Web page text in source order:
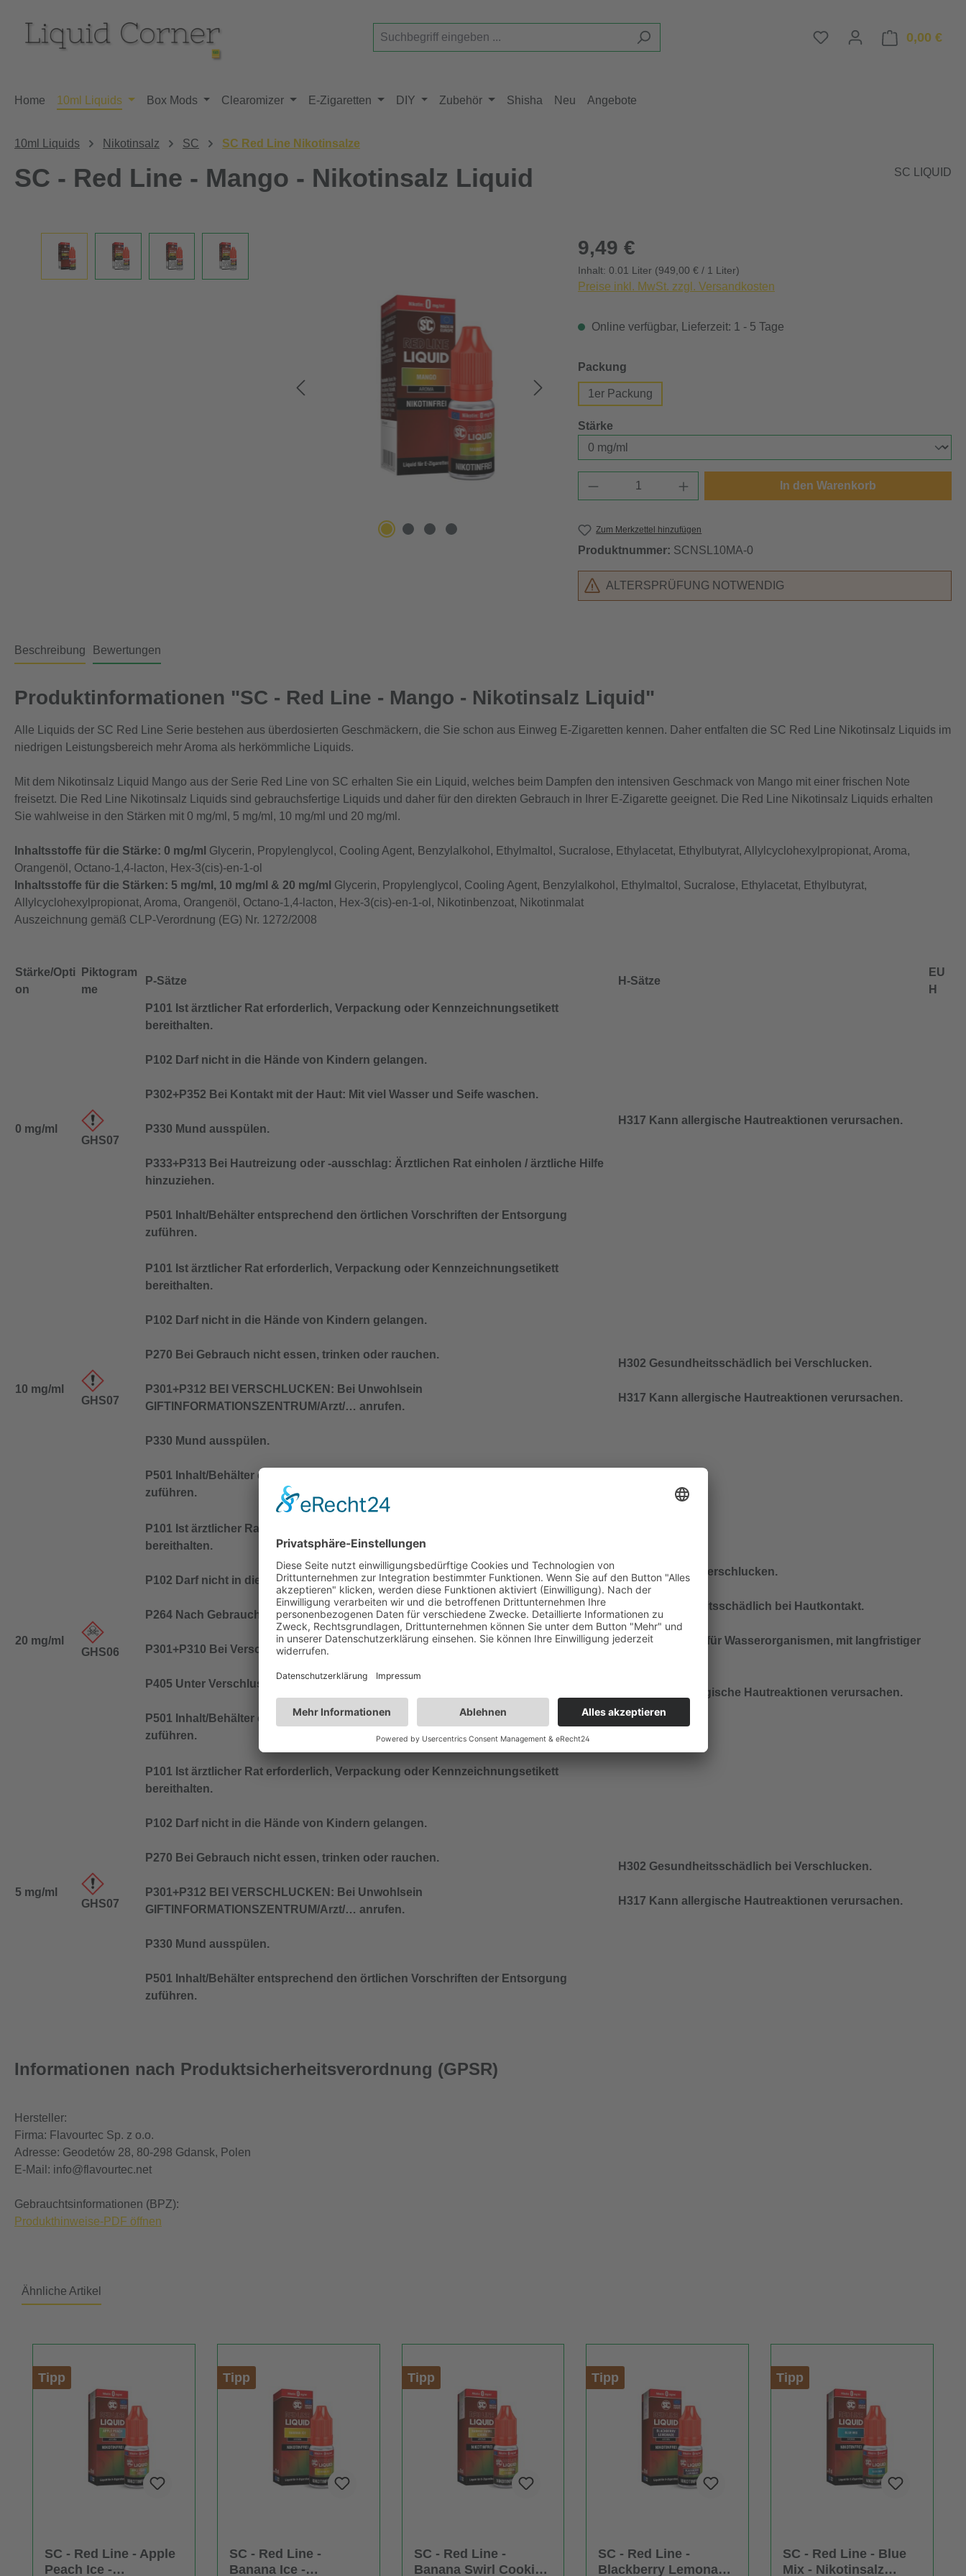
Du hast 0 Produkte auf
0,00 €
Home 10ml Liquids Box Mods Clearomizer E-Zigaretten DIY Zubehör Shisha Neu Angebote
10ml Liquids Nikotinsalz SC SC Red Line Nikotinsalze
SC - Red Line - Mango - Nikotinsalz Liquid SC LIQUID
Bildergalerie überspringen Regulärer Preis:
9,49 €
Inhalt: 0.01 Liter (949,00 € / 1 Liter)
Preise inkl. MwSt. zzgl. Versandkosten
Online verfügbar, Lieferzeit: 1 - 5 Tage
Packung
1er Packung
Stärke
Produkt Anzahl: Gib den gewünschten Wert ein
In den Warenkorb
Zum Merkzettel hinzufügen
Produktnummer: SCNSL10MA-0
ALTERSPRÜFUNG NOTWENDIG
Beschreibung Bewertungen
Produktinformationen "SC - Red Line - Mango - Nikotinsalz Liquid"
Alle Liquids der SC Red Line Serie bestehen aus überdosierten Geschmäckern, die Sie schon aus Einweg E-Zigaretten kennen. Daher entfalten die SC Red Line Nikotinsalz Liquids im
niedrigen Leistungsbereich mehr Aroma als herkömmliche Liquids.
Mit dem Nikotinsalz Liquid Mango aus der Serie Red Line von SC erhalten Sie ein Liquid, welches beim Dampfen den intensiven Geschmack von Mango mit einer frischen Note
freisetzt. Die Red Line Nikotinsalz Liquids sind gebrauchsfertige Liquids und daher für den direkten Gebrauch in Ihrer E-Zigarette geeignet. Die Red Line Nikotinsalz Liquids erhalten
Sie wahlweise in den Stärken mit 0 mg/ml, 5 mg/ml, 10 mg/ml und 20 mg/ml.
Inhaltsstoffe für die Stärke: 0 mg/ml Glycerin, Propylenglycol, Cooling Agent, Benzylalkohol, Ethylmaltol, Sucralose, Ethylacetat, Ethylbutyrat, Allylcyclohexylpropionat, Aroma,
Orangenöl, Octano-1,4-lacton, Hex-3(cis)-en-1-ol
Inhaltsstoffe für die Stärken: 5 mg/ml, 10 mg/ml & 20 mg/ml Glycerin, Propylenglycol, Cooling Agent, Benzylalkohol, Ethylmaltol, Sucralose, Ethylacetat, Ethylbutyrat,
Allylcyclohexylpropionat, Aroma, Orangenöl, Octano-1,4-lacton, Hex-3(cis)-en-1-ol, Nikotinbenzoat, Nikotinmalat
Auszeichnung gemäß CLP-Verordnung (EG) Nr. 1272/2008
Stärke/Opti
on
Piktogram
me
P-Sätze H-Sätze
EU
H
0 mg/ml
GHS07
P101 Ist ärztlicher Rat erforderlich, Verpackung oder Kennzeichnungsetikett
bereithalten.
P102 Darf nicht in die Hände von Kindern gelangen.
P302+P352 Bei Kontakt mit der Haut: Mit viel Wasser und Seife waschen.
P330 Mund ausspülen.
P333+P313 Bei Hautreizung oder -ausschlag: Ärztlichen Rat einholen / ärztliche Hilfe
hinzuziehen.
P501 Inhalt/Behälter entsprechend den örtlichen Vorschriften der Entsorgung
zuführen.
H317 Kann allergische Hautreaktionen verursachen.
10 mg/ml
GHS07
P101 Ist ärztlicher Rat erforderlich, Verpackung oder Kennzeichnungsetikett
bereithalten.
P102 Darf nicht in die Hände von Kindern gelangen.
P270 Bei Gebrauch nicht essen, trinken oder rauchen.
P301+P312 BEI VERSCHLUCKEN: Bei Unwohlsein
GIFTINFORMATIONSZENTRUM/Arzt/… anrufen.
P330 Mund ausspülen.
P501 Inhalt/Behälter entsprechend den örtlichen Vorschriften der Entsorgung
zuführen.
H302 Gesundheitsschädlich bei Verschlucken.
H317 Kann allergische Hautreaktionen verursachen.
20 mg/ml
GHS06
P101 Ist ärztlicher Rat erforderlich, Verpackung oder Kennzeichnungsetikett
bereithalten.
P102 Darf nicht in die Hände von Kindern gelangen.
P264 Nach Gebrauch … gründlich waschen.
P301+P310 Bei Verschlucken: Sofort Giftinformationszentrum oder Arzt anrufen.
P405 Unter Verschluss aufbewahren.
P501 Inhalt/Behälter entsprechend den örtlichen Vorschriften der Entsorgung
zuführen.
H301 Giftig bei Verschlucken.
H312 Gesundheitsschädlich bei Hautkontakt.
H412 Schädlich für Wasserorganismen, mit langfristiger
H317 Kann allergische Hautreaktionen verursachen.
5 mg/ml
GHS07
P101 Ist ärztlicher Rat erforderlich, Verpackung oder Kennzeichnungsetikett
bereithalten.
P102 Darf nicht in die Hände von Kindern gelangen.
P270 Bei Gebrauch nicht essen, trinken oder rauchen.
P301+P312 BEI VERSCHLUCKEN: Bei Unwohlsein
GIFTINFORMATIONSZENTRUM/Arzt/… anrufen.
P330 Mund ausspülen.
P501 Inhalt/Behälter entsprechend den örtlichen Vorschriften der Entsorgung
zuführen.
H302 Gesundheitsschädlich bei Verschlucken.
H317 Kann allergische Hautreaktionen verursachen.
Informationen nach Produktsicherheitsverordnung (GPSR)
Hersteller:
Firma: Flavourtec Sp. z o.o.
Adresse: Geodetów 28, 80-298 Gdansk, Polen
E-Mail: info@flavourtec.net
Gebrauchtsinformationen (BPZ):
Produkthinweise-PDF öffnen
Ähnliche Artikel
Tipp
SC - Red Line - Apple
Peach Ice -
Tipp
SC - Red Line -
Banana Ice -
Tipp
SC - Red Line -
Banana Swirl Cookie -
Tipp
SC - Red Line -
Blackberry Lemonade
Tipp
SC - Red Line - Blue
Mix - Nikotinsalz